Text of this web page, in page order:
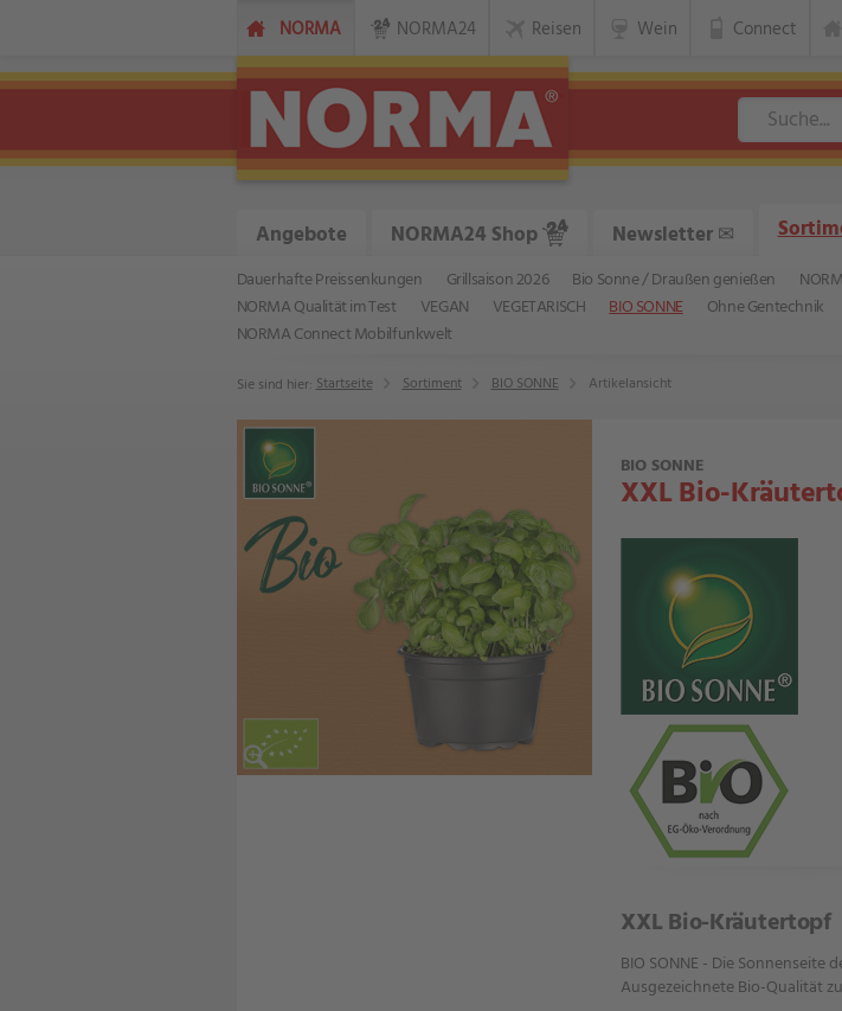
NORMA NORMA24 Reisen Wein Connect
Angebote NORMA24 Shop Newsletter✉
Dauerhafte Preissenkungen Grillsaison 2026 Bio Sonne / Draußen genießen
NORMA Qualität im Test
VEGAN VEGETARISCH BIO SONNE Ohne Gentechnik
NORMA Connect Mobilfunkwelt
Sie sind hier: Startseite Sortiment BIO SONNE Artikelansicht
BIO SONNE
XXL Bio-
XXL Bio-Kräutertopf
BIO SONNE - Die Sonnenseite
Ausgezeichnete Bio-Qualität